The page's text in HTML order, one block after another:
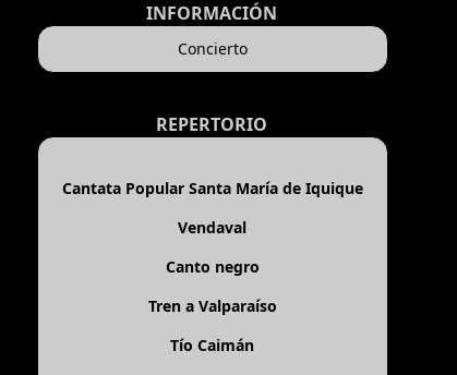
INFORMACIÓN
Concierto
REPERTORIO
Cantata Popular Santa María de Iquique
Vendaval
Canto negro
Tren a Valparaíso
Tío Caimán